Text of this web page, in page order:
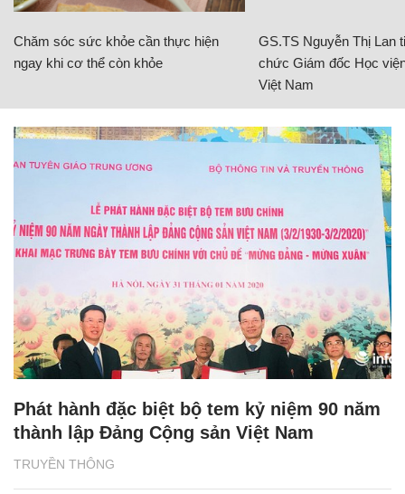
Chăm sóc sức khỏe cần thực hiện
ngay khi cơ thể còn khỏe
GS.TS Nguyễn Thị Lan
chức Giám đốc Học
Việt Nam
TRUYỀN THÔNG
Phát hành đặc biệt bộ tem kỷ niệm 90 năm
thành lập Đảng Cộng sản Việt Nam